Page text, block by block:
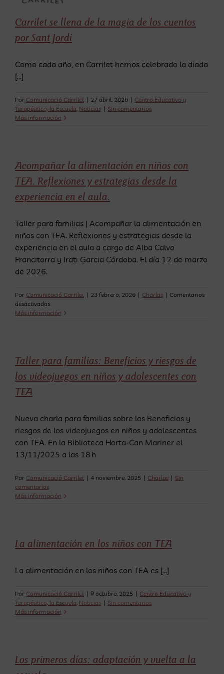
contenido
Carrilet se llena de la magia de los cuentos
por Sant Jordi
Como cada año, en Carrilet hemos celebrado la diada
[...]
Por Comunicació Carrilet | 27 abril, 2026 | Centro Educativo y
Terapéutico, la Escuela, Noticias | Sin comentarios
Más información
Acompañar la alimentación en niños con
TEA. Reflexiones y estrategias desde la
experiencia en el aula.
Taller para familias | Acompañar la alimentación en
niños con TEA. Reflexiones y estrategias desde la
experiencia en el aula a cargo de Alba Calvo
Francitorra y Irati Garcia Córdoba. El día 12 de marzo
de 2026.
Por Comunicació Carrilet | 23 febrero, 2026 | Charlas | Comentarios
desactivadosen
Acompañar
con
TEA.
Reflexiones
experiencia
en
el
aula.
Más información
Taller para familias: Beneficios y riesgos de
los videojuegos en niños y adolescentes con
TEA
Nueva charla para familias sobre los Beneficios y
riesgos de los videojuegos en niños y adolescentes
con TEA. En la Biblioteca Horta-Can Mariner el
13/11/2025 a las 18 h
Por Comunicació Carrilet | 4 noviembre, 2025 | Charlas | Sin
comentarios
Más información
La alimentación en los niños con TEA
La alimentación en los niños con TEA es [...]
Por Comunicació Carrilet | 9 octubre, 2025 | Centro Educativo y
Terapéutico, la Escuela, Noticias | Sin comentarios
Más información
Los primeros días: adaptación y vuelta a la